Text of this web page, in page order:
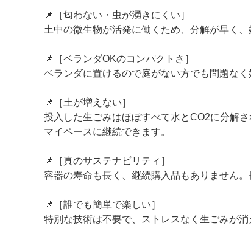
📌［匂わない・虫が湧きにくい］
土中の微生物が活発に働くため、分解が早く
📌［ベランダOKのコンパクトさ］
ベランダに置けるので庭がない方でも問題なく
📌［土が増えない］
投入した生ごみはほぼすべて水とCO2に分解
マイペースに継続できます。
📌［真のサステナビリティ］
容器の寿命も長く、継続購入品もありません
📌［誰でも簡単で楽しい］
特別な技術は不要で、ストレスなく生ごみが消